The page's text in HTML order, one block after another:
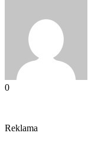
0
Reklama